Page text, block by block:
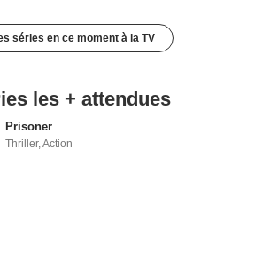
séries en ce moment à la TV
les + attendues
Prisoner
Thriller,Action